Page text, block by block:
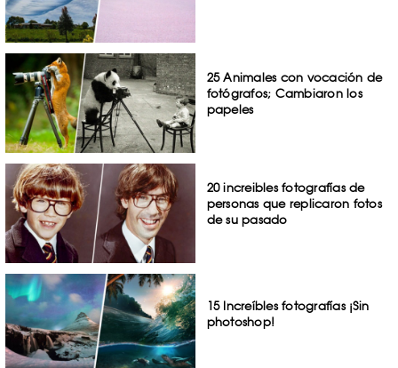
25 Animales con vocación de
fotógrafos; Cambiaron los
papeles
20 increibles fotografías de
personas que replicaron fotos
de su pasado
15 Increíbles fotografías ¡Sin
photoshop!